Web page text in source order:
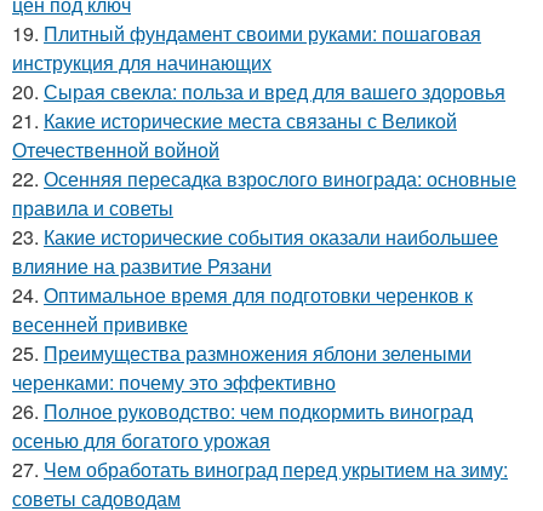
19. Плитный фундамент своими руками: пошаговая
инструкция для начинающих
20. Сырая свекла: польза и вред для вашего здоровья
21. Какие исторические места связаны с Великой
Отечественной войной
22. Осенняя пересадка взрослого винограда: основные
правила и советы
23. Какие исторические события оказали наибольшее
влияние на развитие Рязани
24. Оптимальное время для подготовки черенков к
весенней прививке
25. Преимущества размножения яблони зелеными
черенками: почему это эффективно
26. Полное руководство: чем подкормить виноград
осенью для богатого урожая
27. Чем обработать виноград перед укрытием на зиму:
советы садоводам